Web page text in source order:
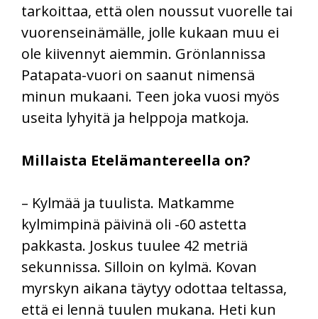
tarkoittaa, että olen noussut vuorelle tai
vuorenseinämälle, jolle kukaan muu ei
ole kiivennyt aiemmin. Grönlannissa
Patapata-vuori on saanut nimensä
minun mukaani. Teen joka vuosi myös
useita lyhyitä ja helppoja matkoja.
Millaista Etelämantereella on?
– Kylmää ja tuulista. Matkamme
kylmimpinä päivinä oli -60 astetta
pakkasta. Joskus tuulee 42 metriä
sekunnissa. Silloin on kylmä. Kovan
myrskyn aikana täytyy odottaa teltassa,
että ei lennä tuulen mukana. Heti kun